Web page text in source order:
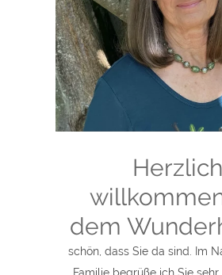
Herzlich
dem
schön, dass Sie da sind. Im
Familie begrüße ich Sie